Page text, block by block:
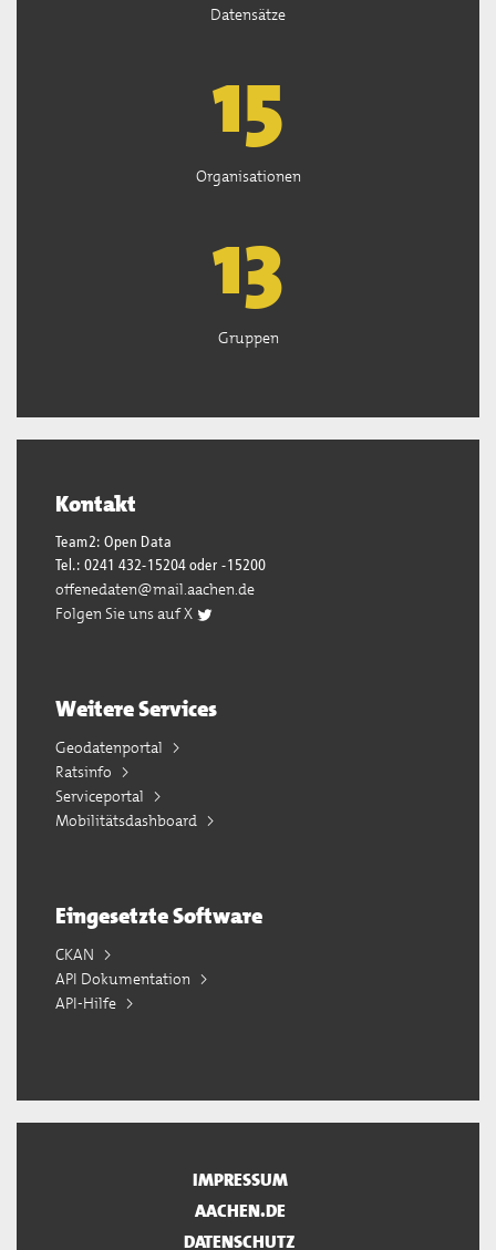
Datensätze
15
Organisationen
13
Gruppen
Kontakt
Team2: Open Data
Tel.: 0241 432-15204 oder -15200
offenedaten@mail.aachen.de
Folgen Sie uns auf X
Weitere Services
Geodatenportal
Ratsinfo
Serviceportal
Mobilitätsdashboard
Eingesetzte Software
CKAN
API Dokumentation
API-Hilfe
IMPRESSUM
AACHEN.DE
DATENSCHUTZ